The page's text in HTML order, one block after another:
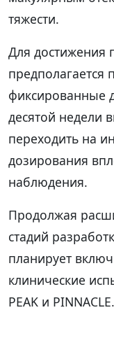
тяжести.
Для достижения
предполагается
фиксированные
десятой недели
переходить на
дозирования
наблюдения.
Продолжая
стадий
планирует
клинические
PEAK и PINNACLE.